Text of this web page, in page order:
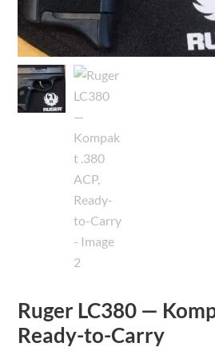
Ruger LC380 —
Ready-to-Carry